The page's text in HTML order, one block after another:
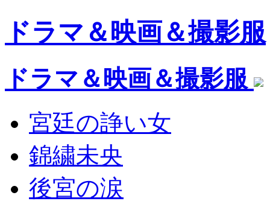
ドラマ＆映画＆撮影服
ドラマ＆映画＆撮影服
宮廷の諍い女
錦繍未央
後宮の涙